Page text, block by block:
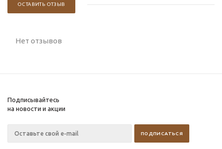
ОСТАВИТЬ ОТЗЫВ
Нет отзывов
Подписывайтесь
на новости и акции